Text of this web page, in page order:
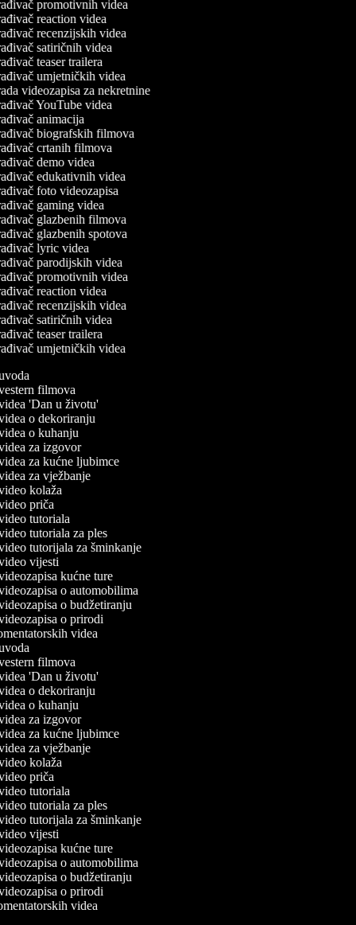
promotivnih videa
reaction videa
recenzijskih videa
satiričnih videa
teaser trailera
umjetničkih videa
videozapisa za nekretnine
YouTube videa
animacija
biografskih filmova
crtanih filmova
demo videa
edukativnih videa
foto videozapisa
gaming videa
glazbenih filmova
glazbenih spotova
lyric videa
parodijskih videa
promotivnih videa
reaction videa
recenzijskih videa
satiričnih videa
teaser trailera
umjetničkih videa
filmova
'Dan u životu'
o dekoriranju
o kuhanju
za izgovor
za kućne ljubimce
za vježbanje
kolaža
priča
tutoriala
tutoriala za ples
tutorijala za šminkanje
vijesti
kućne ture
o automobilima
o budžetiranju
o prirodi
videa
filmova
'Dan u životu'
o dekoriranju
o kuhanju
za izgovor
za kućne ljubimce
za vježbanje
kolaža
priča
tutoriala
tutoriala za ples
tutorijala za šminkanje
vijesti
kućne ture
o automobilima
o budžetiranju
o prirodi
videa